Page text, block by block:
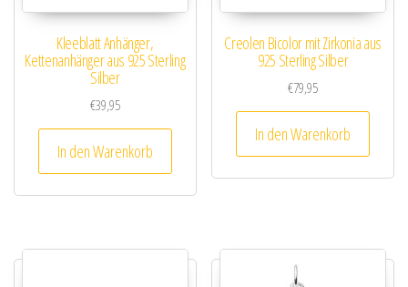
Kleeblatt Anhänger,
Kettenanhänger aus 925 Sterling
Silber
€39,95
In den Warenkorb
Creolen Bicolor mit Zirkonia aus
925 Sterling Silber
€79,95
In den Warenkorb